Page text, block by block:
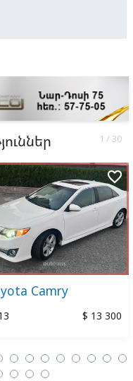
Camry
$ 13 300
favorite_border